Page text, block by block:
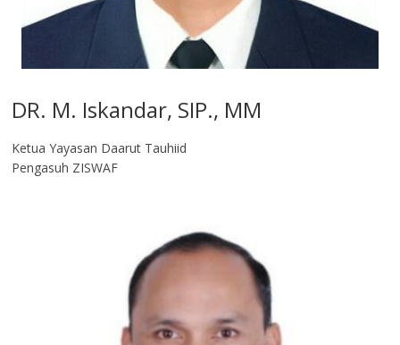
DR. M. Iskandar, SIP., MM
Ketua Yayasan Daarut Tauhiid
Pengasuh ZISWAF